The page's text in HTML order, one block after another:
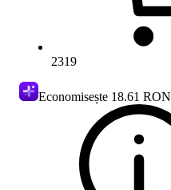
2319
Economisește 18.61 RON